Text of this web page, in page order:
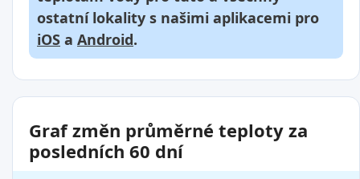
ostatní lokality s našimi aplikacemi pro
iOS a Android.
Graf změn průměrné teploty za
posledních 60 dní